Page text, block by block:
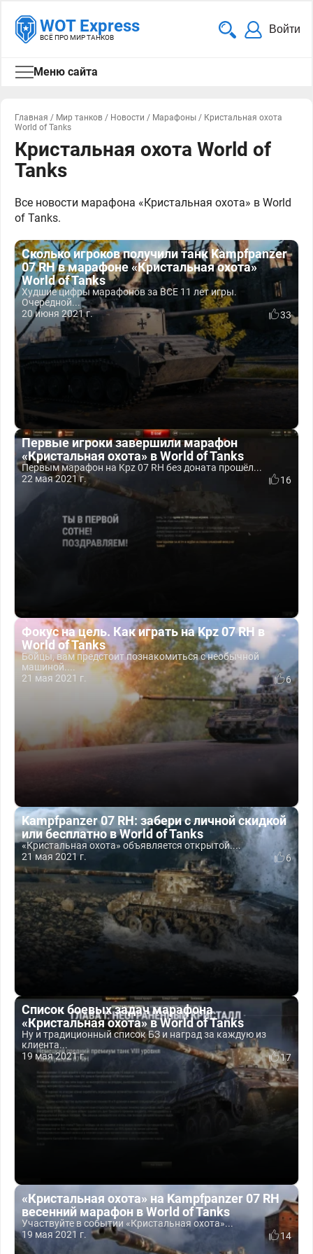
WOT Express
ВСЁ ПРО МИР ТАНКОВ
Войти
Меню сайта
Главная / Мир танков / Новости / Марафоны / Кристальная охота
World of Tanks
Кристальная охота World of
Tanks
Все новости марафона «Кристальная охота» в World
of Tanks.
Сколько игроков получили танк Kampfpanzer
07 RH в марафоне «Кристальная охота»
World of Tanks
Худшие цифры марафонов за ВСЕ 11 лет игры.
Очередной...
20 июня 2021 г.
33
Первые игроки завершили марафон
«Кристальная охота» в World of Tanks
Первым марафон на Kpz 07 RH без доната прошёл...
22 мая 2021 г.
16
Фокус на цель. Как играть на Kpz 07 RH в
World of Tanks
Бойцы, вам предстоит познакомиться с необычной
машиной....
21 мая 2021 г.
6
Kampfpanzer 07 RH: забери с личной скидкой
или бесплатно в World of Tanks
«Кристальная охота» объявляется открытой....
21 мая 2021 г.
6
Список боевых задач марафона
«Кристальная охота» в World of Tanks
Ну и традиционный список БЗ и наград за каждую из
клиента...
19 мая 2021 г.
17
«Кристальная охота» на Kampfpanzer 07 RH
весенний марафон в World of Tanks
Участвуйте в событии «Кристальная охота»...
19 мая 2021 г.
14